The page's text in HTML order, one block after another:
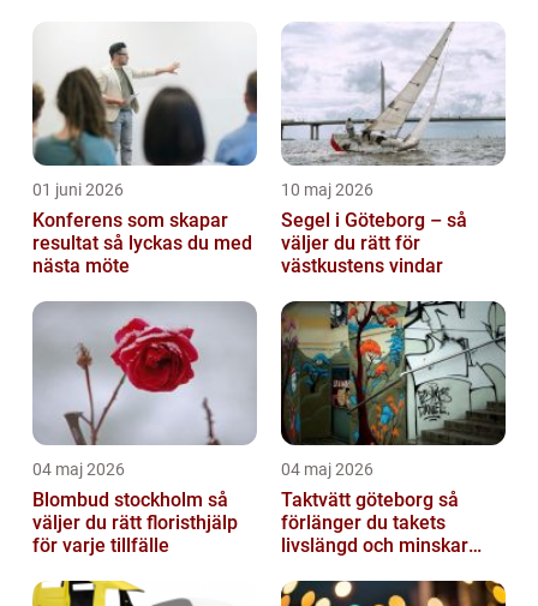
01 juni 2026
Konferens som skapar
resultat så lyckas du med
nästa möte
10 maj 2026
Segel i Göteborg – så
väljer du rätt för
västkustens vindar
04 maj 2026
Blombud stockholm så
väljer du rätt floristhjälp
för varje tillfälle
04 maj 2026
Taktvätt göteborg så
förlänger du takets
livslängd och minskar